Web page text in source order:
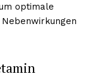
optimale